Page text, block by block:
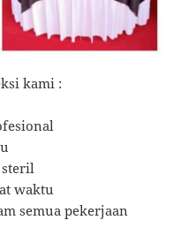
kami :
steril
waktu
semua pekerjaan